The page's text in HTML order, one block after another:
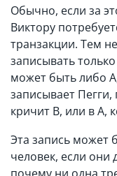
Обычно, если за
Виктору
транзакции. Тем
записывать
может быть либо
записывает
кричит В, или в А,
Эта запись может
человек, если они